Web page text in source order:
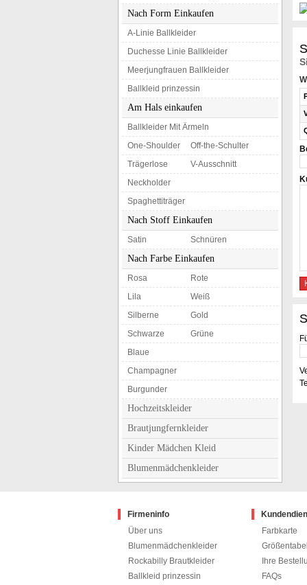
Nach Form Einkaufen
A-Linie Ballkleider
Duchesse Linie Ballkleider
Meerjungfrauen Ballkleider
Ballkleid prinzessin
Am Hals einkaufen
Ballkleider Mit Ärmeln
One-Shoulder
Off-the-Schulter
Trägerlose
V-Ausschnitt
Neckholder
Spaghettiträger
Nach Stoff Einkaufen
Satin Schnüren
Nach Farbe Einkaufen
Rosa
Rote
Lila
Weiß
Silberne
Gold
Schwarze
Grüne
Blaue
Champagner
Burgunder
Hochzeitskleider
Brautjungfernkleider
Kinder Mädchen Kleid
Blumenmädchenkleider
Firmeninfo
Über uns
Blumenmädchenkleider
Rockabilly Brautkleider
Ballkleid prinzessin
Farbkarte
Ihre
FAQs